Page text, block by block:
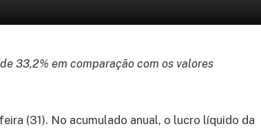
33,2% em comparação com os valores
(31). No acumulado anual, o lucro líquido da